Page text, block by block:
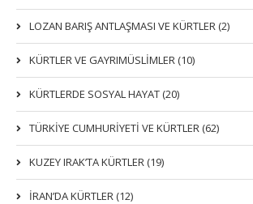
LOZAN BARIŞ ANTLAŞMASI VE KÜRTLER (2)
KÜRTLER VE GAYRIMÜSLIMLER (10)
KÜRTLERDE SOSYAL HAYAT (20)
TÜRKİYE CUMHURİYETİ VE KÜRTLER (62)
KUZEY IRAK’TA KÜRTLER (19)
İRAN’DA KÜRTLER (12)